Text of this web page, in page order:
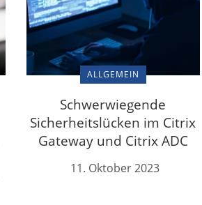
ALLGEMEIN
Schwerwiegende
Sicherheitslücken im Citrix
Gateway und Citrix ADC
11. Oktober 2023